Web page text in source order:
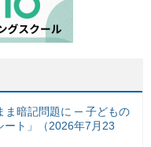
ま暗記問題に ─ 子どもの
ート」（2026年7月23